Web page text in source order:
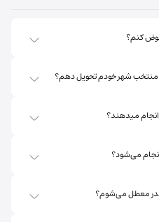
کنم؟
منتخب شهر خودم تحویل دهم؟
انجام میدهند؟
انجام می‌شود؟
معطل می‌شوم؟